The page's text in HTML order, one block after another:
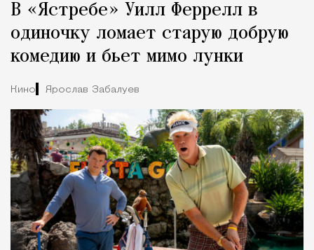
Город
В «Ястребе» Уилл Феррелл в
одиночку ломает старую добрую
комедию и бьет мимо лунки
Кино Ярослав Забалуев